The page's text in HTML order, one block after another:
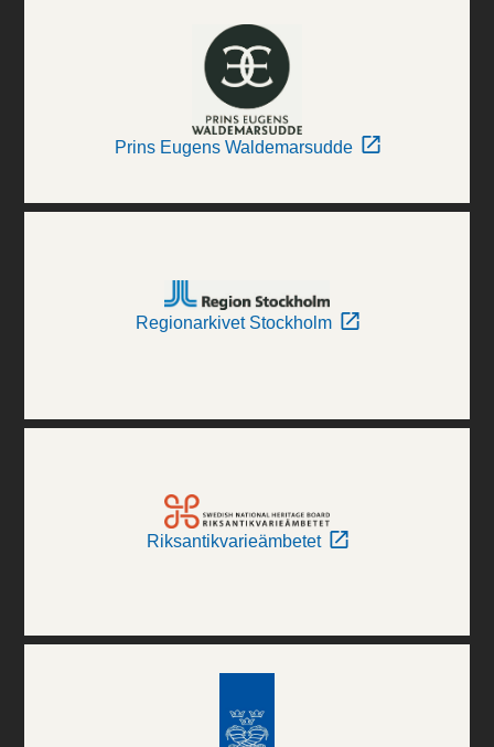
Prins Eugens Waldemarsudde
Regionarkivet Stockholm
Riksantikvarieämbetet